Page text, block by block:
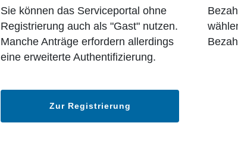
Sie können das Serviceportal ohne
Registrierung auch als "Gast" nutzen.
Manche Anträge erfordern allerdings
eine erweiterte Authentifizierung.
Zur Registrierung